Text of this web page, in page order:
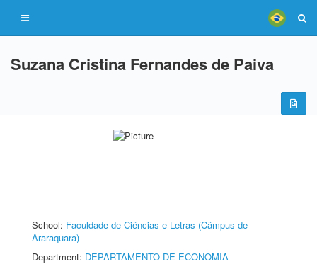
Suzana Cristina Fernandes de Paiva
School: Faculdade de Ciências e Letras (Câmpus de
Araraquara)
Department: DEPARTAMENTO DE ECONOMIA